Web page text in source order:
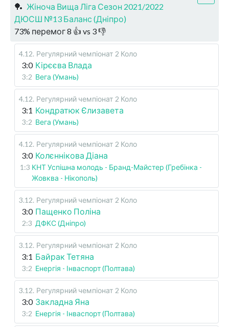
🏓 Жіноча Вища Ліга Сезон 2021/2022
ДЮСШ №13 Баланс (Дніпро)
73% перемог8 👍 vs 3👎
4.12. Регулярний чемпіонат 2 Коло
3:0 Кірєєва Влада
3:2 Вега (Умань)
4.12. Регулярний чемпіонат 2 Коло
3:1 Кондратюк Єлизавета
3:2 Вега (Умань)
4.12. Регулярний чемпіонат 2 Коло
3:0 Колєннікова Діана
1:3 КНТ Успішна молодь - Бранд-Майстер (Гребінка -
Жовква - Нікополь)
3.12. Регулярний чемпіонат 2 Коло
3:0 Пащенко Поліна
2:3 ДФКС (Дніпро)
3.12. Регулярний чемпіонат 2 Коло
3:1 Байрак Тетяна
3:2 Енергія - Інваспорт (Полтава)
3.12. Регулярний чемпіонат 2 Коло
3:0 Закладна Яна
3:2 Енергія - Інваспорт (Полтава)